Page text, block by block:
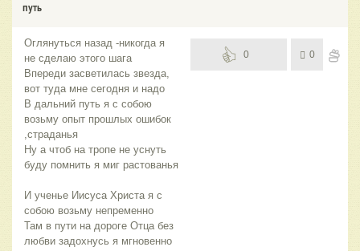
путь
Оглянуться назад -никогда я
не сделаю этого шага
Впереди засветилась звезда,
вот туда мне сегодня и надо
В дальний путь я с собою
возьму опыт прошлых ошибок
,страданья
Ну а чтоб на тропе не уснуть
буду помнить я миг растованья
И ученье Иисуса Христа я с
собою возьму непременно
Там в пути на дороге Отца без
любви задохнусь я мгновенно
0 0